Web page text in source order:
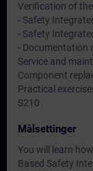
Verification of
- Safety
- Safety
- Documentation
Service and
Component
Practical
S210
Målsettinger
You will learn
Based Safety